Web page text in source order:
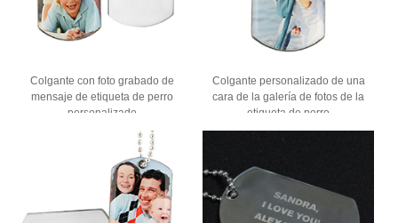
Colgante con foto grabado de
mensaje de etiqueta de perro
personalizado
Colgante personalizado de una
cara de la galería de fotos de la
etiqueta de perro